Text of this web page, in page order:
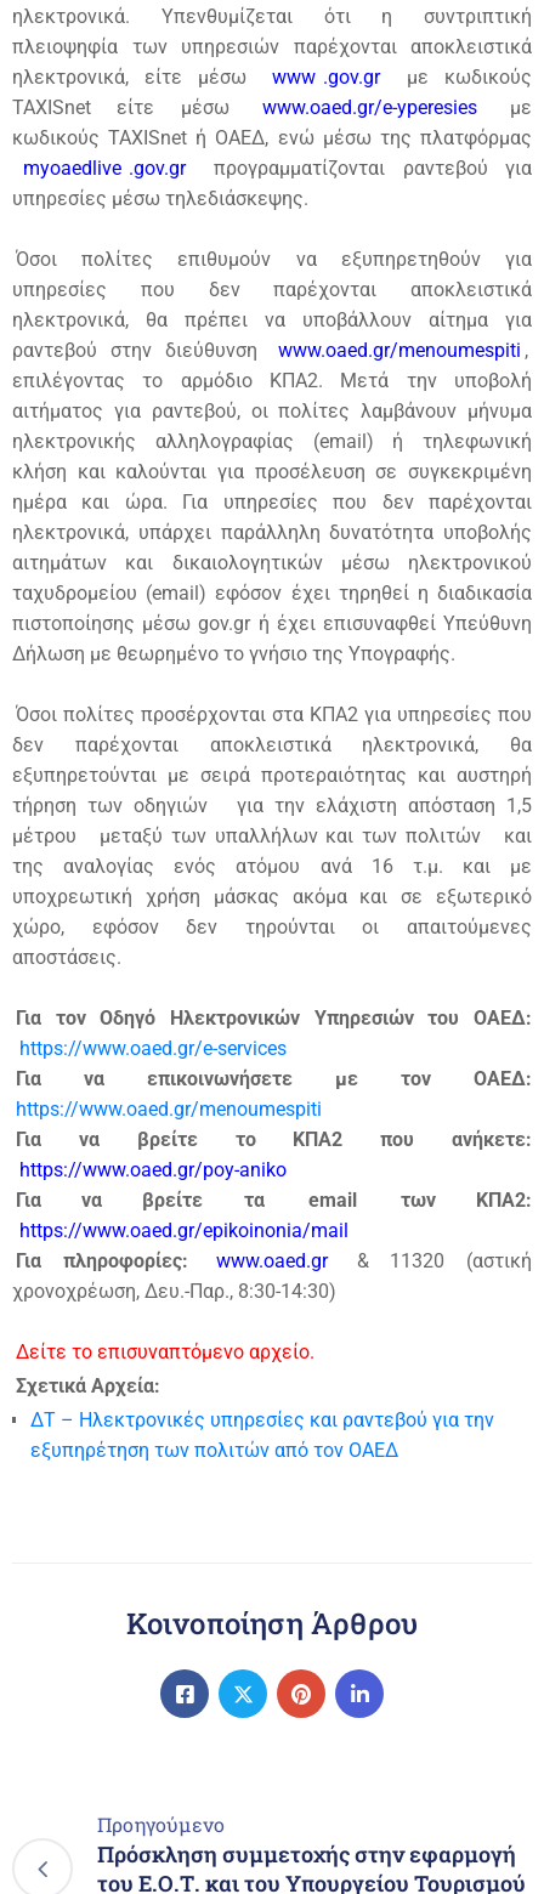
ηλεκτρονικά. Υπενθυμίζεται ότι η συντριπτική
πλειοψηφία των υπηρεσιών παρέχονται αποκλειστικά
ηλεκτρονικά, είτε μέσω
www .gov.gr
με κωδικούς
TAXISnet είτε μέσω
www.oaed.gr/e-yperesies
με
κωδικούς TAXISnet ή ΟΑΕΔ, ενώ μέσω της πλατφόρμας
myoaedlive .gov.gr
προγραμματίζονται ραντεβού για
υπηρεσίες μέσω τηλεδιάσκεψης.
Όσοι πολίτες επιθυμούν να εξυπηρετηθούν για
υπηρεσίες που δεν παρέχονται αποκλειστικά
ηλεκτρονικά, θα πρέπει να υποβάλλουν αίτημα για
ραντεβού στην διεύθυνση
www.oaed.gr/menoumespiti ,
επιλέγοντας το αρμόδιο ΚΠΑ2. Μετά την υποβολή
αιτήματος για ραντεβού, οι πολίτες λαμβάνουν μήνυμα
ηλεκτρονικής αλληλογραφίας (email) ή τηλεφωνική
κλήση και καλούνται για προσέλευση σε συγκεκριμένη
ημέρα και ώρα. Για υπηρεσίες που δεν παρέχονται
ηλεκτρονικά, υπάρχει παράλληλη δυνατότητα υποβολής
αιτημάτων και δικαιολογητικών μέσω ηλεκτρονικού
ταχυδρομείου (email) εφόσον έχει τηρηθεί η διαδικασία
πιστοποίησης μέσω gov.gr ή έχει επισυναφθεί Υπεύθυνη
Δήλωση με θεωρημένο το γνήσιο της Υπογραφής.
Όσοι πολίτες προσέρχονται στα ΚΠΑ2 για υπηρεσίες που
δεν παρέχονται αποκλειστικά ηλεκτρονικά, θα
εξυπηρετούνται με σειρά προτεραιότητας και αυστηρή
τήρηση των οδηγιών
για την ελάχιστη απόσταση 1,5
μέτρου
μεταξύ των υπαλλήλων και των πολιτών
και
της αναλογίας ενός ατόμου ανά 16 τ.μ. και με
υποχρεωτική χρήση μάσκας ακόμα και σε εξωτερικό
χώρο, εφόσον δεν τηρούνται οι απαιτούμενες
αποστάσεις.
Για τον Οδηγό Ηλεκτρονικών Υπηρεσιών του ΟΑΕΔ:
https://www.oaed.gr/e-services
Για να επικοινωνήσετε με τον ΟΑΕΔ:
https://www.oaed.gr/menoumespiti
Για να βρείτε το ΚΠΑ2 που ανήκετε:
https://www.oaed.gr/poy-aniko
Για να βρείτε τα
email
των ΚΠΑ2:
https://www.oaed.gr/epikoinonia/mail
Για πληροφορίες:
www.oaed.gr
& 11320 (αστική
χρονοχρέωση, Δευ.-Παρ., 8:30-14:30)
Δείτε το επισυναπτόμενο αρχείο.
Σχετικά Αρχεία:
ΔΤ – Ηλεκτρονικές υπηρεσίες και ραντεβού για την
εξυπηρέτηση των πολιτών από τον ΟΑΕΔ
Κοινοποίηση Άρθρου
Προηγούμενο
Πρόσκληση συμμετοχής στην εφαρμογή
του Ε.Ο.Τ. και του Υπουργείου Τουρισμού